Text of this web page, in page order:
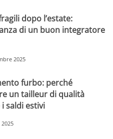
dopo l’estate:
di un buon integratore
2025
furbo: perché
un tailleur di qualità
saldi estivi